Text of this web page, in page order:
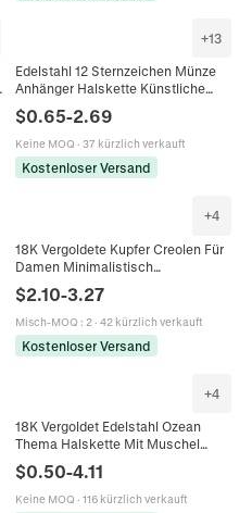
+13
Edelstahl 12 Sternzeichen Münze
Anhänger Halskette Künstliche
Perle Perlmutt Einlage Gold Strass
Sternbild Schmuck
$0.65-2.69
Keine MOQ · 37 kürzlich verkauft
Kostenloser Versand
+4
18K Vergoldete Kupfer Creolen Für
Damen Minimalistisch
Rund U-Förmig Schmuck Zubehör
$2.10-3.27
Misch-MOQ : 2· 42 kürzlich verkauft
Kostenloser Versand
+4
18K Vergoldet Edelstahl Ozean
Thema Halskette Mit Muschel
Seestern Fisch Koralle Anhänger
Künstliche Perle Strass Für Damen
$0.50-4.11
Keine MOQ · 116 kürzlich verkauft